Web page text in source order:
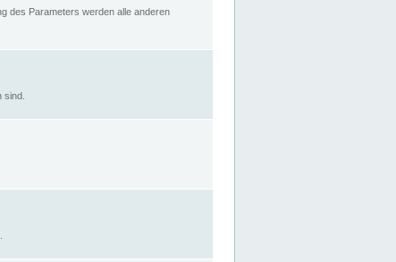
des Parameters werden alle anderen